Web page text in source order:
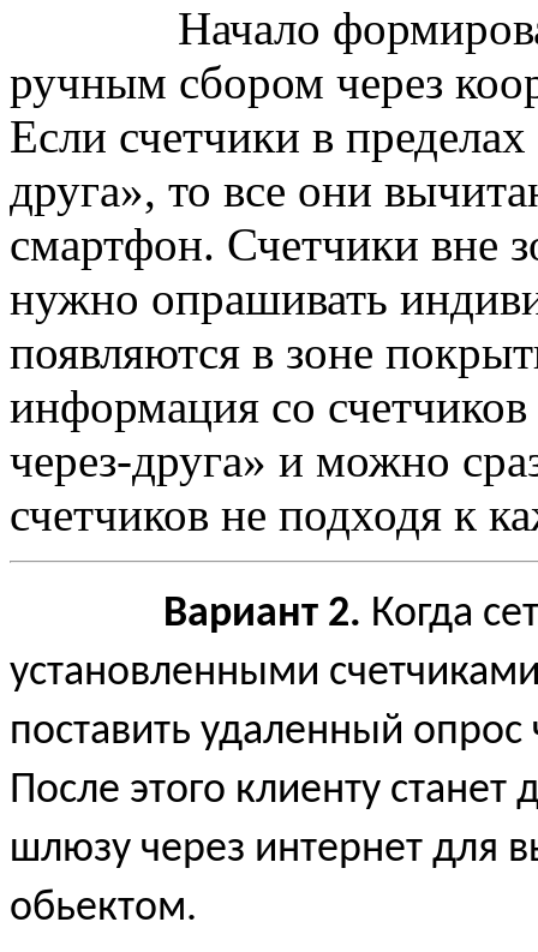
Начало
ручным сбором через
Если счетчики в
друга», то все они
смартфон. Счетчики вне
нужно опрашивать
появляются в зоне
информация со счетчиков
через-друга» и можно
счетчиков не подходя к
Вариант 2. Когда
установленными
поставить удаленный
После этого клиенту
шлюзу через интернет для
обьектом.